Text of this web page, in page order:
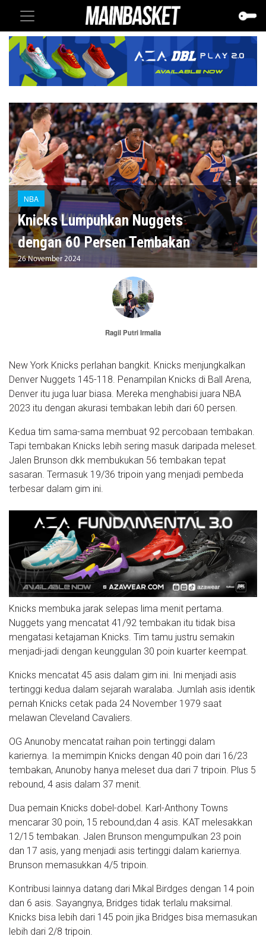
NBA
Knicks Lumpuhkan Nuggets
dengan 60 Persen Tembakan
26 November 2024
Ragil Putri Irmalia
New York Knicks perlahan bangkit. Knicks menjungkalkan
Denver Nuggets 145-118. Penampilan Knicks di Ball Arena,
Denver itu juga luar biasa. Mereka menghabisi juara NBA
2023 itu dengan akurasi tembakan lebih dari 60 persen.
Kedua tim sama-sama membuat 92 percobaan tembakan.
Tapi tembakan Knicks lebih sering masuk daripada meleset.
Jalen Brunson dkk membukukan 56 tembakan tepat
sasaran. Termasuk 19/36 tripoin yang menjadi pembeda
terbesar dalam gim ini.
Knicks membuka jarak selepas lima menit pertama.
Nuggets yang mencatat 41/92 tembakan itu tidak bisa
mengatasi ketajaman Knicks. Tim tamu justru semakin
menjadi-jadi dengan keunggulan 30 poin kuarter keempat.
Knicks mencatat 45 asis dalam gim ini. Ini menjadi asis
tertinggi kedua dalam sejarah waralaba. Jumlah asis identik
pernah Knicks cetak pada 24 November 1979 saat
melawan Cleveland Cavaliers.
OG Anunoby mencatat raihan poin tertinggi dalam
kariernya. Ia memimpin Knicks dengan 40 poin dari 16/23
tembakan, Anunoby hanya meleset dua dari 7 tripoin. Plus 5
rebound, 4 asis dalam 37 menit.
Dua pemain Knicks dobel-dobel. Karl-Anthony Towns
mencarar 30 poin, 15 rebound,dan 4 asis. KAT melesakkan
12/15 tembakan. Jalen Brunson mengumpulkan 23 poin
dan 17 asis, yang menjadi asis tertinggi dalam kariernya.
Brunson memasukkan 4/5 tripoin.
Kontribusi lainnya datang dari Mikal Birdges dengan 14 poin
dan 6 asis. Sayangnya, Bridges tidak terlalu maksimal.
Knicks bisa lebih dari 145 poin jika Bridges bisa memasukan
lebih dari 2/8 tripoin.